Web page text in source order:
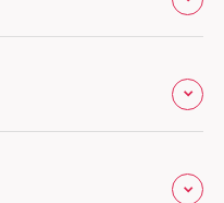
ベース川口元郷
田地下（うめちか）
ークイズ福岡もも